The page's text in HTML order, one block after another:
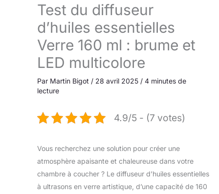
Test du diffuseur
d’huiles essentielles
Verre 160 ml : brume et
LED multicolore
Par Martin Bigot / 28 avril 2025 / 4 minutes de
lecture
4.9/5 - (7 votes)
Vous recherchez une solution pour créer une
atmosphère apaisante et chaleureuse dans votre
chambre à coucher ? Le diffuseur d’huiles essentielles
à ultrasons en verre artistique, d’une capacité de 160